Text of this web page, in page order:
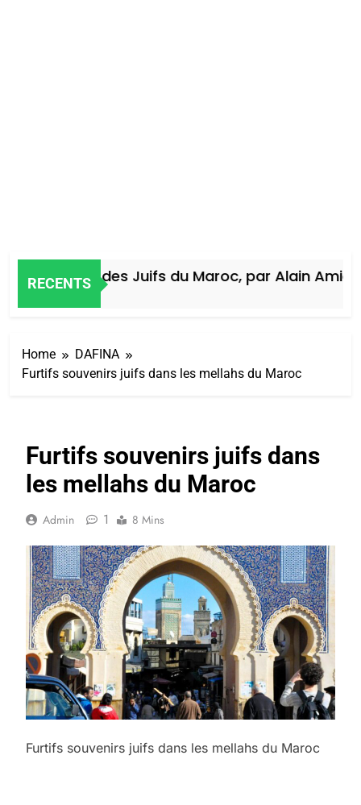
RECENTS
Histoire des Juifs du Maroc, par Alain Amiel
Home
DAFINA
Furtifs souvenirs juifs dans les mellahs du Maroc
Furtifs souvenirs juifs dans
les mellahs du Maroc
Admin 1 8 Mins
Furtifs souvenirs juifs dans les mellahs du Maroc